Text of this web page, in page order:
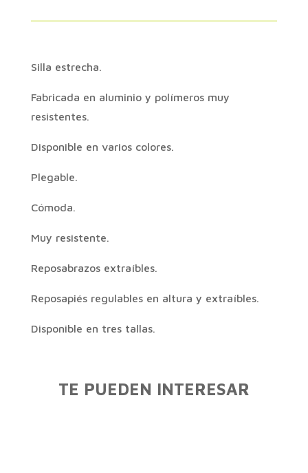
Silla estrecha.
Fabricada en aluminio y polímeros muy
resistentes.
Disponible en varios colores.
Plegable.
Cómoda.
Muy resistente.
Reposabrazos extraíbles.
Reposapiés regulables en altura y extraíbles.
Disponible en tres tallas.
TE PUEDEN INTERESAR